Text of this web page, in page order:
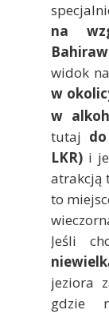
na
widok
w
w
tutaj
LKR) i
atrakcją
to
Jeśli
jeziora
gdzie